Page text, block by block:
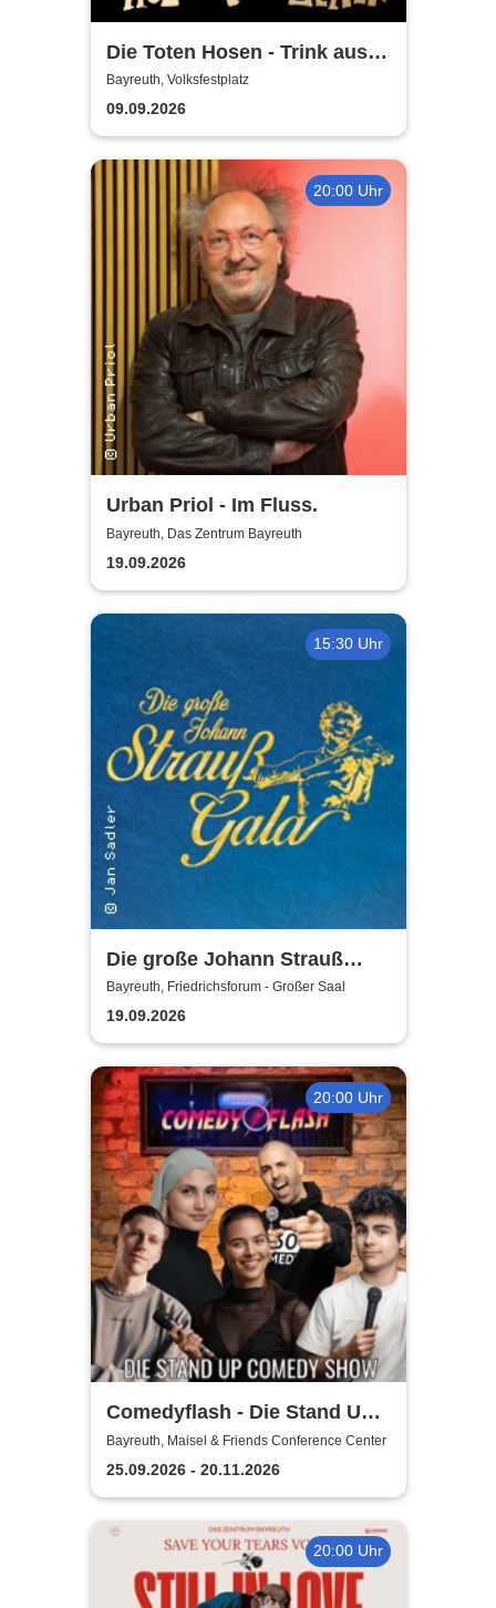
Die Toten Hosen - Trink aus!
Wir müssen gehen - Tour
2026
Bayreuth, Volksfestplatz
09.09.2026
20:00 Uhr
Urban Priol - Im Fluss.
Bayreuth, Das Zentrum Bayreuth
19.09.2026
15:30 Uhr
Die große Johann Strauß
Gala - unsterbliche Arien &
Duette der Strauß Familie
Bayreuth, Friedrichsforum - Großer Saal
19.09.2026
20:00 Uhr
Comedyflash - Die Stand Up
Comedy Show
Bayreuth, Maisel & Friends Conference Center
25.09.2026 - 20.11.2026
20:00 Uhr